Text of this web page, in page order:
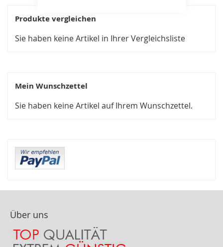
Produkte vergleichen
Sie haben keine Artikel in Ihrer Vergleichsliste
Mein Wunschzettel
Sie haben keine Artikel auf Ihrem Wunschzettel.
Über uns